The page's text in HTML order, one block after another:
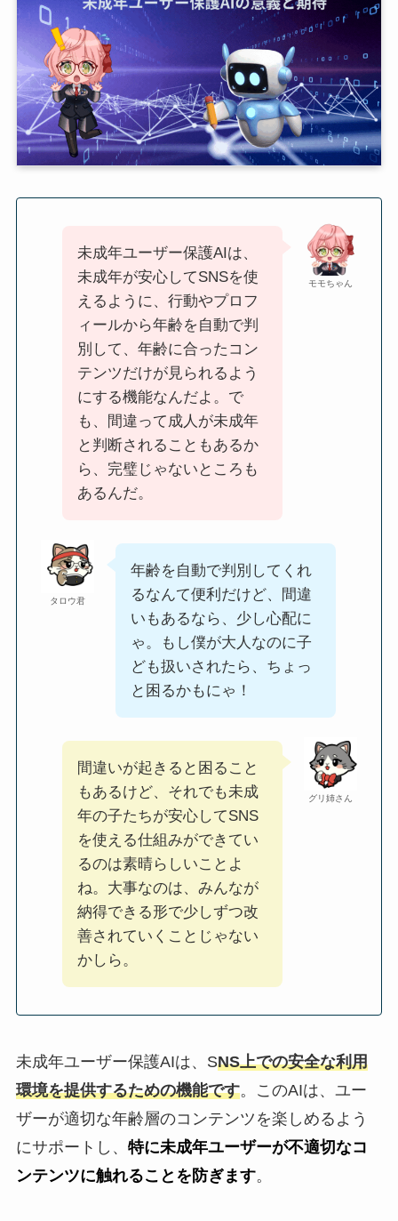
モモちゃん
未成年ユーザー保護AIは、
未成年が安心してSNSを使
えるように、行動やプロフ
ィールから年齢を自動で判
別して、年齢に合ったコン
テンツだけが見られるよう
にする機能なんだよ。で
も、間違って成人が未成年
と判断されることもあるか
ら、完璧じゃないところも
あるんだ。
タロウ君
年齢を自動で判別してくれ
るなんて便利だけど、間違
いもあるなら、少し心配に
ゃ。もし僕が大人なのに子
ども扱いされたら、ちょっ
と困るかもにゃ！
グリ姉さん
間違いが起きると困ること
もあるけど、それでも未成
年の子たちが安心してSNS
を使える仕組みができてい
るのは素晴らしいことよ
ね。大事なのは、みんなが
納得できる形で少しずつ改
善されていくことじゃない
かしら。
未成年ユーザー保護AIは、SNS上での安全な利用
環境を提供するための機能です。このAIは、ユー
ザーが適切な年齢層のコンテンツを楽しめるよう
にサポートし、 特に未成年ユーザーが不適切なコ
ンテンツに触れることを防ぎます。